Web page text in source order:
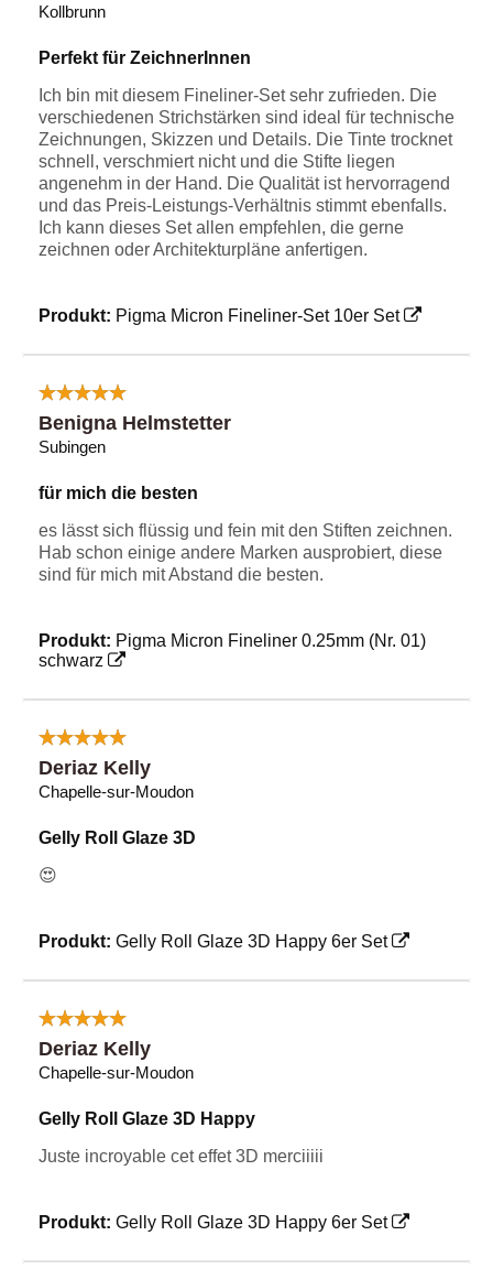
Kollbrunn
Perfekt für ZeichnerInnen
Ich bin mit diesem Fineliner-Set sehr zufrieden. Die
verschiedenen Strichstärken sind ideal für technische
Zeichnungen, Skizzen und Details. Die Tinte trocknet
schnell, verschmiert nicht und die Stifte liegen
angenehm in der Hand. Die Qualität ist hervorragend
und das Preis-Leistungs-Verhältnis stimmt ebenfalls.
Ich kann dieses Set allen empfehlen, die gerne
zeichnen oder Architekturpläne anfertigen.
Produkt: Pigma Micron Fineliner-Set 10er Set
Benigna Helmstetter
Subingen
für mich die besten
es lässt sich flüssig und fein mit den Stiften zeichnen.
Hab schon einige andere Marken ausprobiert, diese
sind für mich mit Abstand die besten.
Produkt: Pigma Micron Fineliner 0.25mm (Nr. 01)
schwarz
Deriaz Kelly
Chapelle-sur-Moudon
Gelly Roll Glaze 3D
😍
Produkt: Gelly Roll Glaze 3D Happy 6er Set
Deriaz Kelly
Chapelle-sur-Moudon
Gelly Roll Glaze 3D Happy
Juste incroyable cet effet 3D merciiiii
Produkt: Gelly Roll Glaze 3D Happy 6er Set